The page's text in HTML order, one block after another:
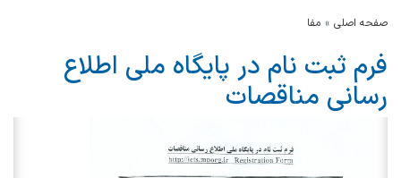
صفحه اصلی مفا
فرم ثبت نام در پایگاه ملی اطلاع
رسانی مناقصات